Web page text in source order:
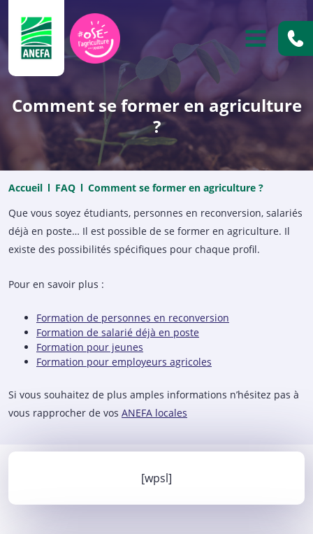
OUVRIR
Comment se former en agriculture
?
Accueil FAQ
Comment se former en agriculture ?
Que vous soyez étudiants, personnes en reconversion, salariés
déjà en poste… Il est possible de se former en agriculture. Il
existe des possibilités spécifiques pour chaque profil.
Pour en savoir plus :
Formation de personnes en reconversion
Formation de salarié déjà en poste
Formation pour jeunes
Formation pour employeurs agricoles
Si vous souhaitez de plus amples informations n’hésitez pas à
vous rapprocher de vos ANEFA locales
[wpsl]